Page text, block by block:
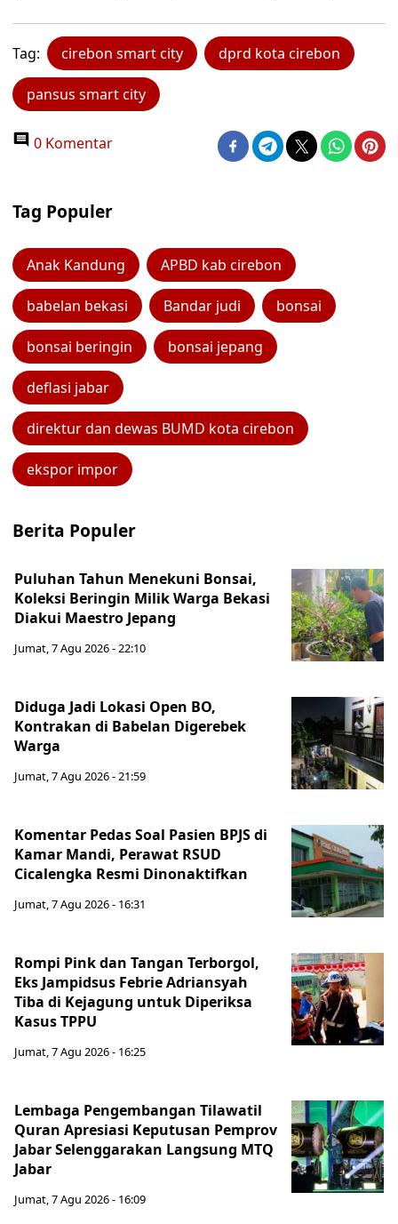
Tag: cirebon smart city dprd kota cirebon
pansus smart city
0 Komentar
Tag Populer
Anak Kandung APBD kab cirebon
babelan bekasi Bandar judi bonsai
bonsai beringin bonsai jepang
deflasi jabar
direktur dan dewas BUMD kota cirebon
ekspor impor
Berita Populer
Puluhan Tahun Menekuni Bonsai,
Koleksi Beringin Milik Warga Bekasi
Diakui Maestro Jepang
Jumat, 7 Agu 2026 - 22:10
Diduga Jadi Lokasi Open BO,
Kontrakan di Babelan Digerebek
Warga
Jumat, 7 Agu 2026 - 21:59
Komentar Pedas Soal Pasien BPJS di
Kamar Mandi, Perawat RSUD
Cicalengka Resmi Dinonaktifkan
Jumat, 7 Agu 2026 - 16:31
Rompi Pink dan Tangan Terborgol,
Eks Jampidsus Febrie Adriansyah
Tiba di Kejagung untuk Diperiksa
Kasus TPPU
Jumat, 7 Agu 2026 - 16:25
Lembaga Pengembangan Tilawatil
Quran Apresiasi Keputusan Pemprov
Jabar Selenggarakan Langsung MTQ
Jabar
Jumat, 7 Agu 2026 - 16:09